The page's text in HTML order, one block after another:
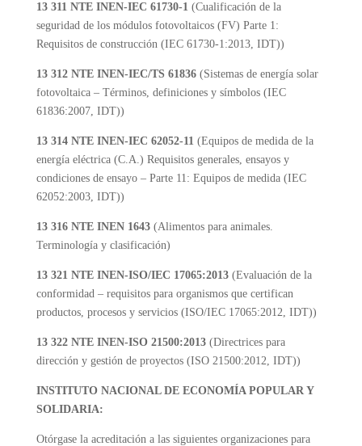
13 311 NTE INEN-IEC 61730-1 (Cualificación de la
seguridad de los módulos fotovoltaicos (FV) Parte 1:
Requisitos de construcción (IEC 61730-1:2013, IDT))
13 312 NTE INEN-IEC/TS 61836(Sistemas de energía solar
fotovoltaica – Términos, definiciones y símbolos (IEC
61836:2007, IDT))
13 314 NTE INEN-IEC 62052-11(Equipos de medida de la
energía eléctrica (C.A.) Requisitos generales, ensayos y
condiciones de ensayo – Parte 11: Equipos de medida (IEC
62052:2003, IDT))
13 316 NTE INEN 1643(Alimentos para animales.
Terminología y clasificación)
13 321 NTE INEN-ISO/IEC 17065:2013(Evaluación de la
conformidad – requisitos para organismos que certifican
productos, procesos y servicios (ISO/IEC 17065:2012, IDT))
13 322 NTE INEN-ISO 21500:2013 (Directrices para
dirección y gestión de proyectos (ISO 21500:2012, IDT))
INSTITUTO NACIONAL DE ECONOMÍA POPULAR Y
SOLIDARIA:
Otórgase la acreditación a las siguientes organizaciones para